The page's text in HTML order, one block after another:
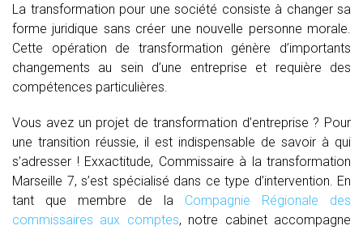
La transformation pour une société consiste à changer sa
forme juridique sans créer une nouvelle personne morale.
Cette opération de transformation génère d’importants
changements au sein d’une entreprise et requière des
compétences particulières.
Vous avez un projet de transformation d’entreprise ? Pour
une transition réussie, il est indispensable de savoir à qui
s’adresser ! Exxactitude, Commissaire à la transformation
Marseille 7, s’est spécialisé dans ce type d’intervention. En
tant que membre de la Compagnie Régionale des
commissaires aux comptes, notre cabinet accompagne